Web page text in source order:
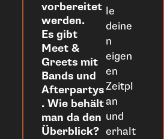
vorbereitet
werden.
Es gibt
Meet &
Greets mit
Bands und
Afterpartys
. Wie behält
man da den
Überblick?
le
deine
n
eigen
en
Zeitpl
an
und
erhalt